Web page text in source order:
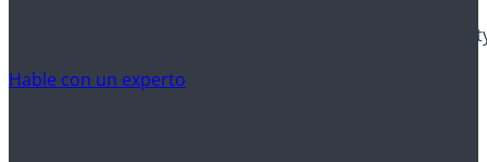
Descubra cómo las instituciones financieras utilizan
Hable con un experto